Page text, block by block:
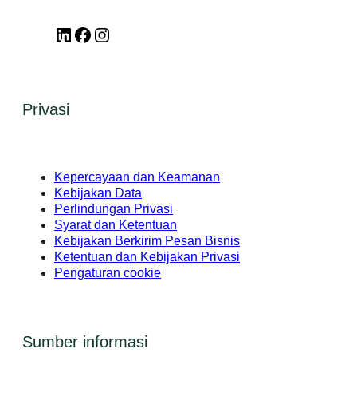
LinkedInFacebook
Privasi
Kepercayaan dan Keamanan
Kebijakan Data
Perlindungan Privasi
Syarat dan Ketentuan
Kebijakan Berkirim Pesan Bisnis
Ketentuan dan Kebijakan Privasi
Pengaturan cookie
Sumber informasi